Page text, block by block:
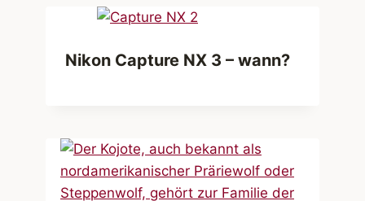
Nikon Capture NX 3 – wann?